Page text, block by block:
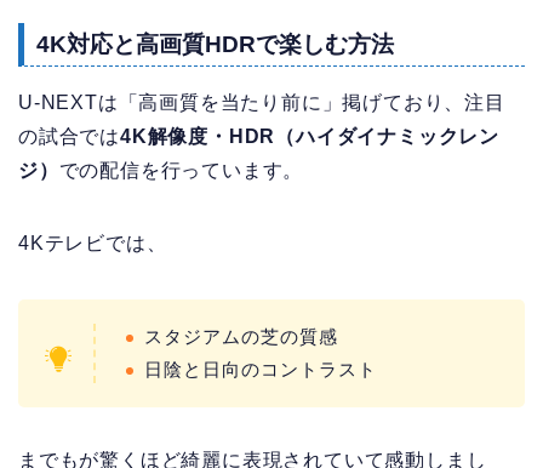
4K対応と高画質HDRで楽しむ方法
U-NEXTは「高画質を当たり前に」掲げており、注目
の試合では4K解像度・HDR（ハイダイナミックレン
ジ） での配信を行っています。
4Kテレビでは、
スタジアムの芝の質感
日陰と日向のコントラスト
までもが驚くほど綺麗に表現されていて感動しまし